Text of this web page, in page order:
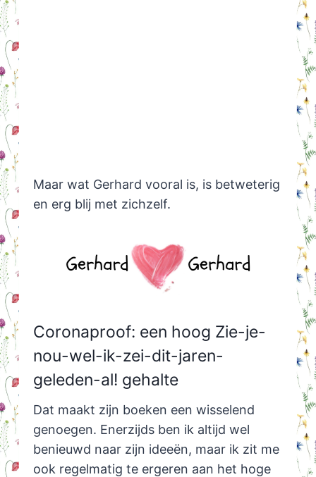
Maar wat Gerhard vooral is, is betweterig
en erg blij met zichzelf.
Coronaproof: een hoog Zie-je-
nou-wel-ik-zei-dit-jaren-
geleden-al! gehalte
Dat maakt zijn boeken een wisselend
genoegen. Enerzijds ben ik altijd wel
benieuwd naar zijn ideeën, maar ik zit me
ook regelmatig te ergeren aan het hoge